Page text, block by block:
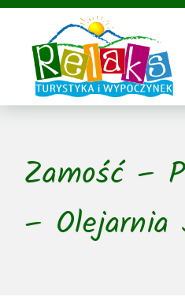
Przejdź
zawartości
O nas
Oferta
Zamość –
– Olejarnia